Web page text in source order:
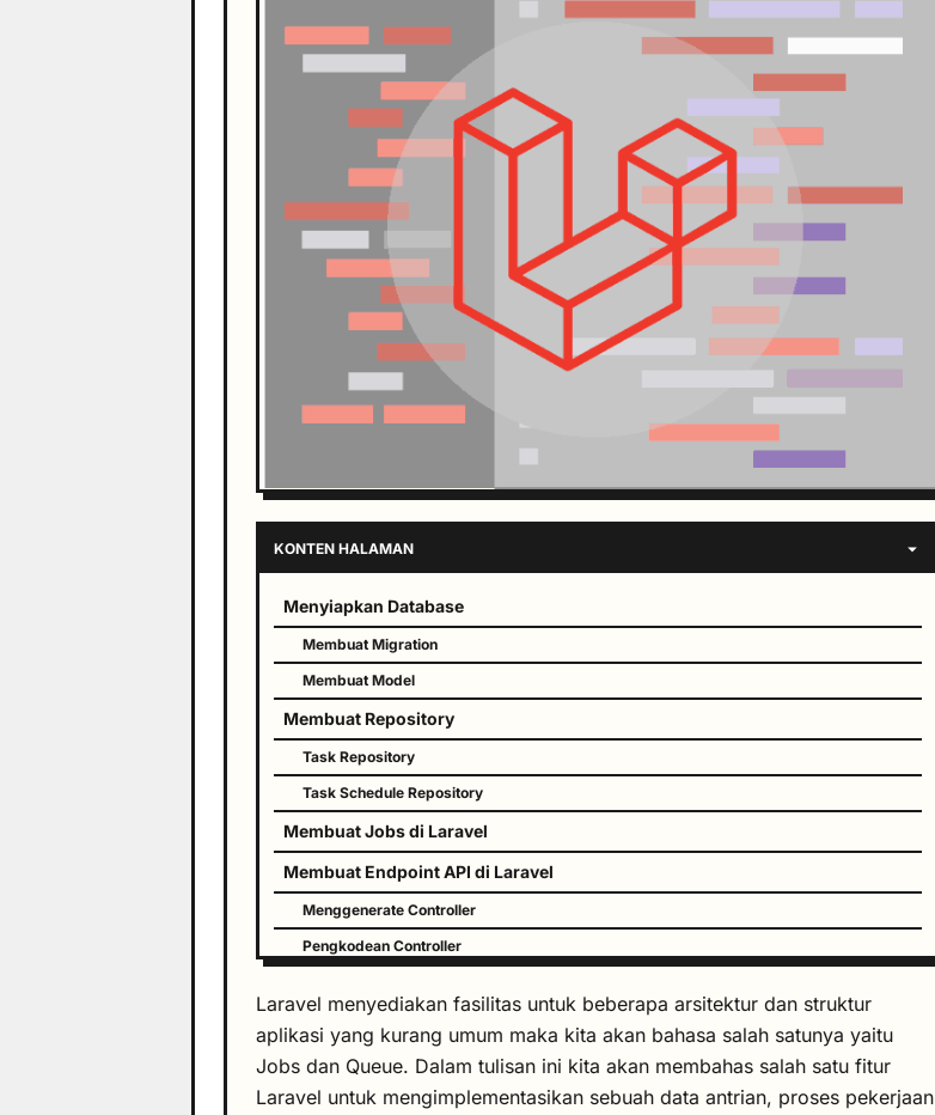
KONTEN HALAMAN
Menyiapkan Database
Membuat Migration
Membuat Model
Membuat Repository
Task Repository
Task Schedule Repository
MembuatJobsdi Laravel
Membuat Endpoint API di Laravel
Menggenerate Controller
Pengkodean Controller
Menjalankan Jobs Queue Laravel
Penutup
Laravel menyediakan fasilitas untuk beberapa arsitektur dan struktur
aplikasi yang kurang umum maka kita akan bahasa salah satunya yaitu
Jobs dan Queue. Dalam tulisan ini kita akan membahas salah satu fitur
Laravel untuk mengimplementasikan sebuah data antrian, proses pekerjaan